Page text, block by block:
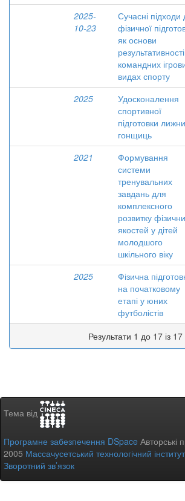
2025-
10-23
Сучасні підходи
фізичної
як основи
командних
видах спорту
2025
Удосконалення
спортивної
підготовки
гонщиць
2021
Формування
системи
тренувальних
завдань для
комплексного
розвитку
якостей у дітей
молодшого
шкільного віку
2025
Фізична
на початковому
етапі у юних
футболістів
Результати 1 до 17 із 17
Тема від
Програмне забезпечення DSpace Авторські
2005 Массачусетський технологічний інститут
Зворотний зв’язок